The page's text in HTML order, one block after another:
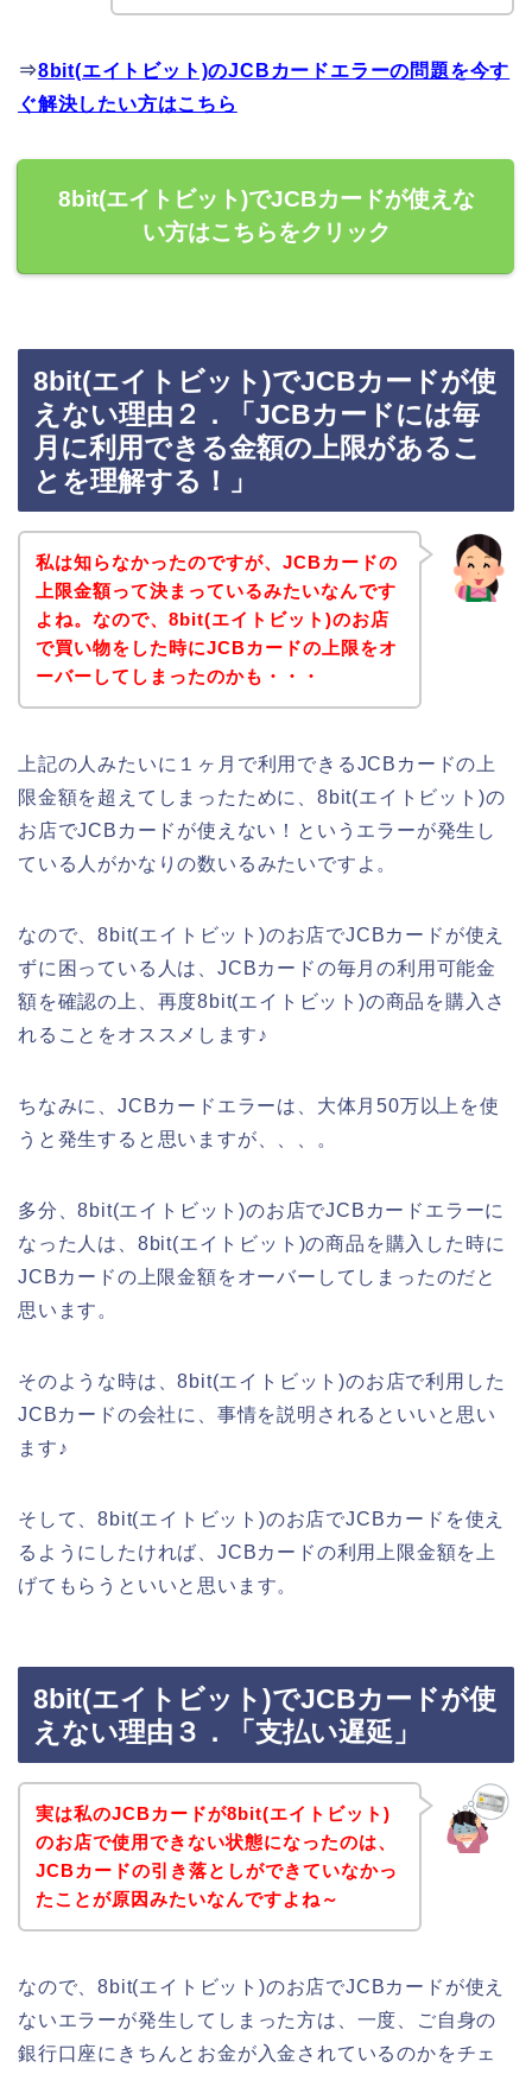
⇒8bit(エイトビット)のJCBカードエラーの問題を今す
ぐ解決したい方はこちら
8bit(エイトビット)でJCBカードが使えな
い方はこちらをクリック
8bit(エイトビット)でJCBカードが使
えない理由２．「JCBカードには毎
月に利用できる金額の上限があるこ
とを理解する！」
私は知らなかったのですが、JCBカードの
上限金額って決まっているみたいなんです
よね。なので、8bit(エイトビット)のお店
で買い物をした時にJCBカードの上限をオ
ーバーしてしまったのかも・・・
上記の人みたいに１ヶ月で利用できるJCBカードの上
限金額を超えてしまったために、8bit(エイトビット)の
お店でJCBカードが使えない！というエラーが発生し
ている人がかなりの数いるみたいですよ。
なので、8bit(エイトビット)のお店でJCBカードが使え
ずに困っている人は、JCBカードの毎月の利用可能金
額を確認の上、再度8bit(エイトビット)の商品を購入さ
れることをオススメします♪
ちなみに、JCBカードエラーは、大体月50万以上を使
うと発生すると思いますが、、、。
多分、8bit(エイトビット)のお店でJCBカードエラーに
なった人は、8bit(エイトビット)の商品を購入した時に
JCBカードの上限金額をオーバーしてしまったのだと
思います。
そのような時は、8bit(エイトビット)のお店で利用した
JCBカードの会社に、事情を説明されるといいと思い
ます♪
そして、8bit(エイトビット)のお店でJCBカードを使え
るようにしたければ、JCBカードの利用上限金額を上
げてもらうといいと思います。
8bit(エイトビット)でJCBカードが使
えない理由３．「支払い遅延」
実は私のJCBカードが8bit(エイトビット)
のお店で使用できない状態になったのは、
JCBカードの引き落としができていなかっ
たことが原因みたいなんですよね～
なので、8bit(エイトビット)のお店でJCBカードが使え
ないエラーが発生してしまった方は、一度、ご自身の
銀行口座にきちんとお金が入金されているのかをチェ